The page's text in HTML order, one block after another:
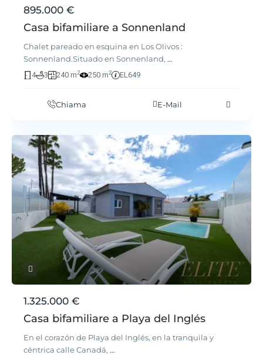
895.000 €
Casa bifamiliare a Sonnenland
Chalet pareado en esquina en Los Olivos :
Sonnenland.Situado en Sonnenland, …
4 3 240 m2 250 m2 EL649
Chiama E-Mail
1.325.000 €
Casa bifamiliare a Playa del Inglés
En el corazón de Playa del Inglés, en la tranquila y
céntrica calle Canadá, …